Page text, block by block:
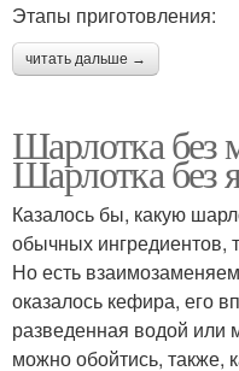
Этапы приготовления:
читать дальше →
Шарлотка без
Шарлотка без
Казалось бы, какую
обычных ингредиентов,
Но есть
оказалось кефира, его
разведенная водой или
можно обойтись, также,